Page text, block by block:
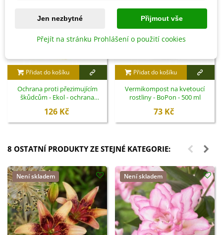
Přidat do košíku
Ochrana proti přezimujícím
škůdcům - Ekol - ochrana
126 Kč
Přidat do košíku
Vermikompost na kvetoucí
rostliny - BoPon - 500 ml
73 Kč
8 OSTATNÍ PRODUKTY ZE STEJNÉ KATEGORIE:
Není skladem Není skladem
Jen nezbytné Přijmout vše
Přejít na stránku Prohlášení o použití cookies